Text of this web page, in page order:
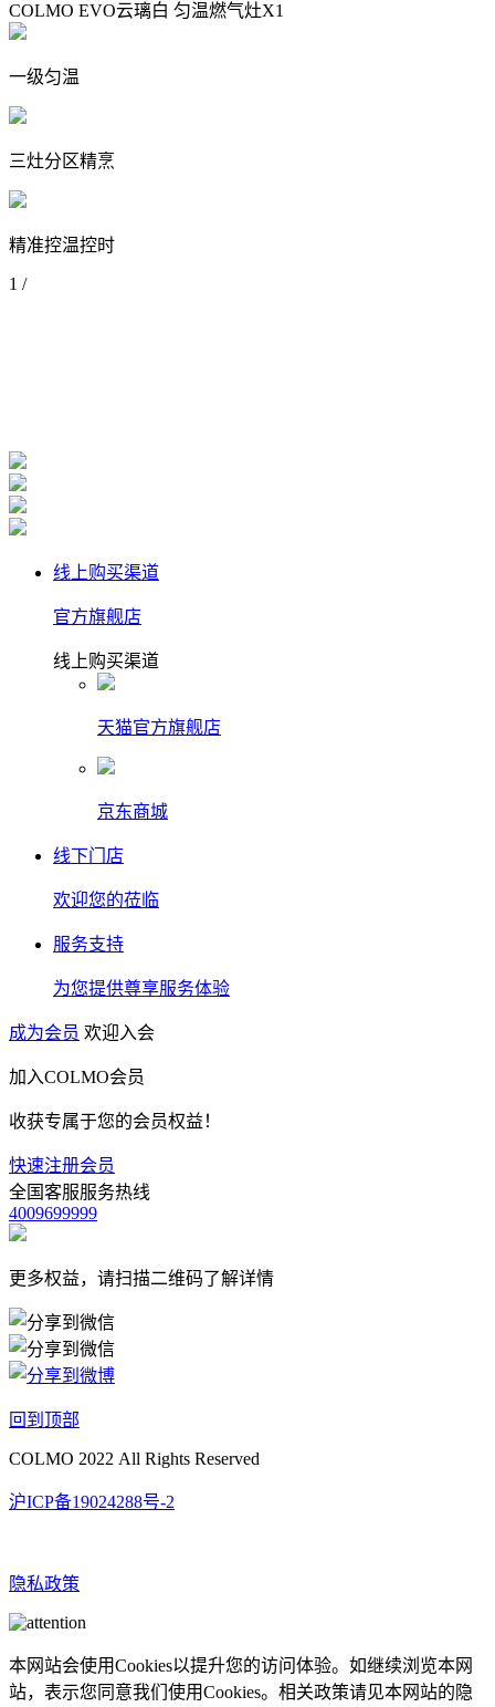
COLMO EVO云璃白 匀温燃气灶X1
一级匀温
三灶分区精烹
精准控温控时
1 /
线上购买渠道
官方旗舰店
线上购买渠道
天猫官方旗舰店
京东商城
线下门店
欢迎您的莅临
服务支持
为您提供尊享服务体验
成为会员 欢迎入会
加入COLMO会员
收获专属于您的会员权益！
快速注册会员
全国客服服务热线
4009699999
更多权益，请扫描二维码了解详情
回到顶部
COLMO 2022 All Rights Reserved
沪ICP备19024288号-2
隐私政策
本网站会使用Cookies以提升您的访问体验。如继续浏览本网
站，表示您同意我们使用Cookies。相关政策请见本网站的隐